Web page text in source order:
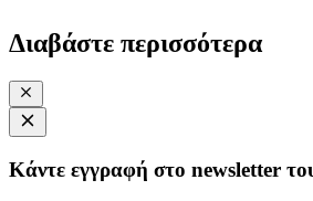
Διαβάστε περισσότερα
Κάντε εγγραφή στο newsletter